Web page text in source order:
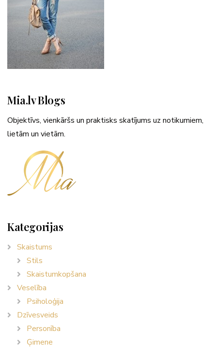
Mia.lv Blogs
Objektīvs, vienkāršs un praktisks skatījums uz notikumiem,
lietām un vietām.
Kategorijas
Skaistums
Stils
Skaistumkopšana
Veselība
Psiholoģija
Dzīvesveids
Personība
Ģimene